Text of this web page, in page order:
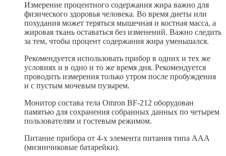
Измерение процентного содержания жира важно для
физического здоровья человека. Во время диеты или
похудания может теряться мышечная и костная масса, а
жировая ткань оставаться без изменений. Важно следить
за тем, чтобы процент содержания жира уменьшался.
Рекомендуется использовать прибор в одних и тех же
условиях и в одно и то же время дня. Рекомендуется
проводить измерения только утром после пробуждения
и с пустым мочевым пузырем.
Монитор состава тела Omron BF-212 оборудован
памятью для сохранения собранных данных по четырем
пользователям и гостевым режимом.
Питание прибора от 4-х элемента питания типа AAА
(мизинчиковые батарейки).